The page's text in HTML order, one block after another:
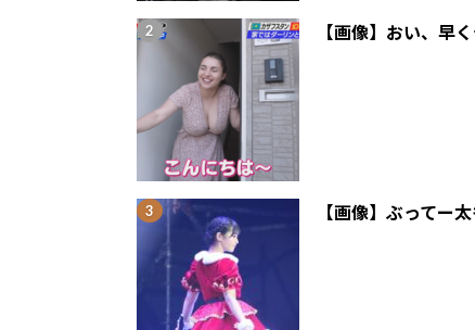
【画像】おい、早
【画像】ぶってー